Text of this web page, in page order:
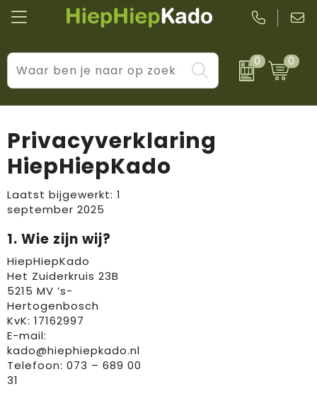
0 0
Kantoor & schrijfwaren
Wellness & verzorging
Tassen & reizen
Huis, tuin & keuken
Elektronica & gadgets
Kleding & accessoires
Sport & vrije tijd
Promotionele producten
Levensstijl
Prijs & impact
BIC
Boska
Brandflavours
Camelbak
Janzen
JBL
LogoSeat
Mepal
Privacyverklaring
HiepHiepKado
Laatst bijgewerkt: 1
september 2025
1. Wie zijn wij?
HiepHiepKado
Het Zuiderkruis 23B
5215 MV ’s-
Hertogenbosch
KvK: 17162997
E-mail:
kado@hiephiepkado.nl
Telefoon: 073 – 689 00
31